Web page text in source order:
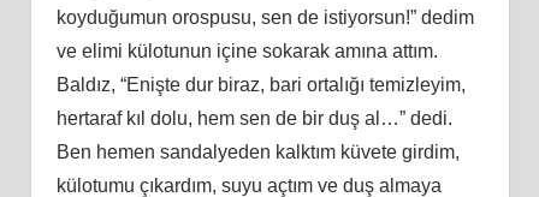
koyduğumun orospusu, sen de istiyorsun!” dedim
ve elimi külotunun içine sokarak amına attım.
Baldız, “Enişte dur biraz, bari ortalığı temizleyim,
hertaraf kıl dolu, hem sen de bir duş al…” dedi.
Ben hemen sandalyeden kalktım küvete girdim,
külotumu çıkardım, suyu açtım ve duş almaya